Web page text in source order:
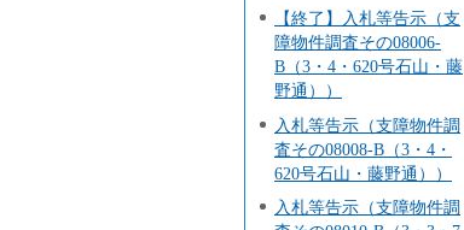
【終了】入札等告示（支
障物件調査その08006-
B（3・4・620号石山・藤
野通））
入札等告示（支障物件調
査その08008-B（3・4・
620号石山・藤野通））
入札等告示（支障物件調